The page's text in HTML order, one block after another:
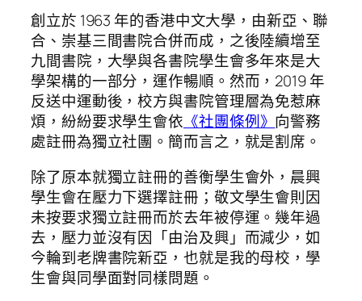
創立於 1963 年的香港中文大學，由新亞、聯
合、崇基三間書院合併而成，之後陸續增至
九間書院，大學與各書院學生會多年來是大
學架構的一部分，運作暢順。然而，2019 年
反送中運動後，校方與書院管理層為免惹麻
煩，紛紛要求學生會依 《社團條例》 向警務
處註冊為獨立社團。簡而言之，就是割席。
除了原本就獨立註冊的善衡學生會外，晨興
學生會在壓力下選擇註冊；敬文學生會則因
未按要求獨立註冊而於去年被停運。幾年過
去，壓力並沒有因「由治及興」而減少，如
今輪到老牌書院新亞，也就是我的母校，學
生會與同學面對同樣問題。